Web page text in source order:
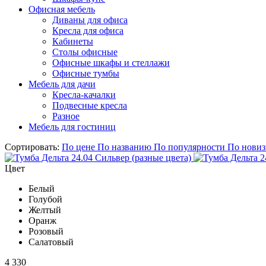
Офисная мебель
Диваны для офиса
Кресла для офиса
Кабинеты
Столы офисные
Офисные шкафы и стеллажи
Офисные тумбы
Мебель для дачи
Кресла-качалки
Подвесные кресла
Разное
Мебель для гостиниц
Сортировать: По цене По названию По популярности По
Цвет
Белый
Голубой
Желтый
Оранж
Розовый
Салатовый
4 330